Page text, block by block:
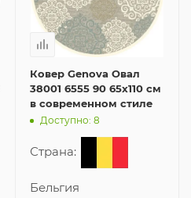
Ковер Genova Овал
38001 6555 90 65x110 см
в современном стиле
Доступно: 8
Страна:
Бельгия